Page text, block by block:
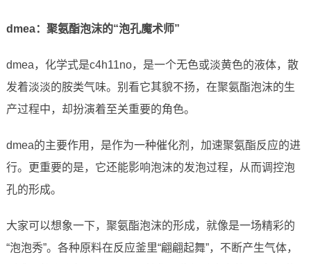
dmea：聚氨酯泡沫的“泡孔魔术师”
dmea，化学式是c4h11no，是一个无色或淡黄色的液体，散
发着淡淡的胺类气味。别看它其貌不扬，在聚氨酯泡沫的生
产过程中，却扮演着至关重要的角色。
dmea的主要作用，是作为一种催化剂，加速聚氨酯反应的进
行。更重要的是，它还能影响泡沫的发泡过程，从而调控泡
孔的形成。
大家可以想象一下，聚氨酯泡沫的形成，就像是一场精彩的
“泡泡秀”。各种原料在反应釜里“翩翩起舞”，不断产生气体，